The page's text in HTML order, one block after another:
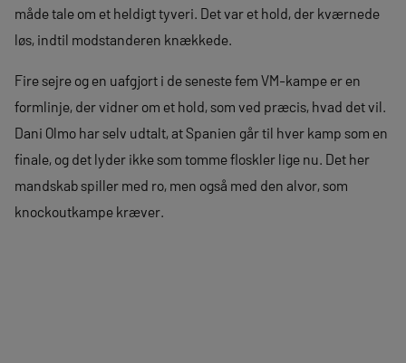
måde tale om et heldigt tyveri. Det var et hold, der kværnede
løs, indtil modstanderen knækkede.
Fire sejre og en uafgjort i de seneste fem VM-kampe er en
formlinje, der vidner om et hold, som ved præcis, hvad det vil.
Dani Olmo har selv udtalt, at Spanien går til hver kamp som en
finale, og det lyder ikke som tomme floskler lige nu. Det her
mandskab spiller med ro, men også med den alvor, som
knockoutkampe kræver.